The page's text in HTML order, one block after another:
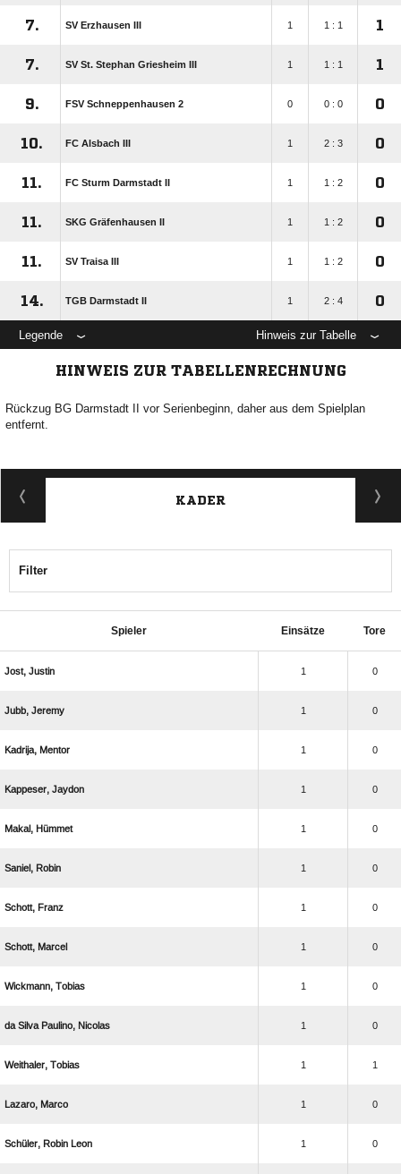
7. SV Erzhausen III 1 1 : 1 1
7. SV St. Stephan Griesheim III 1 1 : 1 1
9. FSV Schneppenhausen 2 0 0 : 0 0
10. FC Alsbach III 1 2 : 3 0
11. FC Sturm Darmstadt II 1 1 : 2 0
11. SKG Gräfenhausen II 1 1 : 2 0
11. SV Traisa III 1 1 : 2 0
14. TGB Darmstadt II 1 2 : 4 0
Legende Hinweis zur Tabelle
HINWEIS ZUR TABELLENRECHNUNG
Rückzug BG Darmstadt II vor Serienbeginn, daher aus dem Spielplan
entfernt.
KADER
Filter
Spieler Einsätze Tore
  1 0
  1 0
  1 0
  1 0
  1 0
  1 0
  1 0
  1 0
  1 0
    1 0
  1 1
  1 0
   1 0